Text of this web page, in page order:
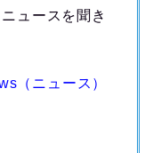
ュースを聞き
（ニュース）